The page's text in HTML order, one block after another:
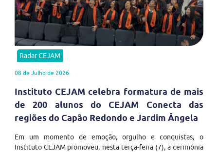
Radar CEJAM
08 de Julho de 2026
Instituto CEJAM celebra formatura de mais
de 200 alunos do CEJAM Conecta das
regiões do Capão Redondo e Jardim Ângela
Em um momento de emoção, orgulho e conquistas, o
Instituto CEJAM promoveu, nesta terça-feira (7), a cerimônia